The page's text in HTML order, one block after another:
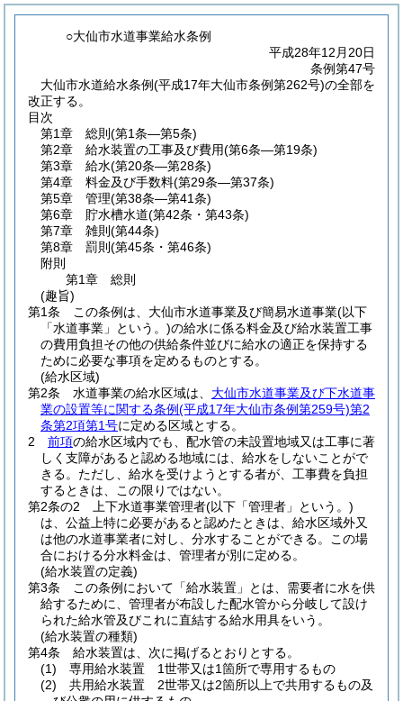
○大仙市水道事業給水条例
平成28年12月20日
条例第47号
大仙市水道給水条例(平成17年大仙市条例第262号)の全部を
改正する。
目次
第1章
総則 (第1条―第5条)
第2章
給水装置の工事及び費用(第6条―第19条)
第3章
給水(第20条―第28条)
第4章
料金及び手数料(第29条―第37条)
第5章
管理(第38条―第41条)
第6章
貯水槽水道(第42条・第43条)
第7章
雑則 (第44条)
第8章
罰則 (第45条・第46条)
附則
第1章
総則
(趣旨)
第1条
この条例は、大仙市水道事業及び簡易水道事業(以下
「水道事業」という。)の給水に係る料金及び給水装置工事
の費用負担その他の供給条件並びに給水の適正を保持する
ために必要な事項を定めるものとする。
(給水区域)
第2条
水道事業の給水区域は、 大仙市水道事業及び下水道事
業の設置等に関する条例(平成17年大仙市条例第259号)第2
条第2項第1号に定める区域とする。
2
前項の給水区域内でも、配水管の未設置地域又は工事に著
しく支障があると認める地域には、給水をしないことがで
きる。 ただし、給水を受けようとする者が、工事費を負担
するときは、この限りではない。
第2条の2
上下水道事業管理者(以下「管理者」という。)
は、公益上特に必要があると認めたときは、給水区域外又
は他の水道事業者に対し、分水することができる。
この場
合における分水料金は、管理者が別に定める。
(給水装置の定義)
第3条
この条例において「給水装置」とは、需要者に水を供
給するために、管理者が布設した配水管から分岐して設け
られた給水管及びこれに直結する給水用具をいう。
(給水装置の種類)
第4条
給水装置は、次に掲げるとおりとする。
(1)
専用給水装置 1世帯又は1箇所で専用するもの
(2)
共用給水装置 2世帯又は2箇所以上で共用するもの及